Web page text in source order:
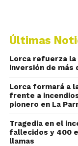
Últimas
Lorca refuerza
inversión de más
Lorca formará a
frente a
pionero en La
Tragedia en el
fallecidos y 400
llamas